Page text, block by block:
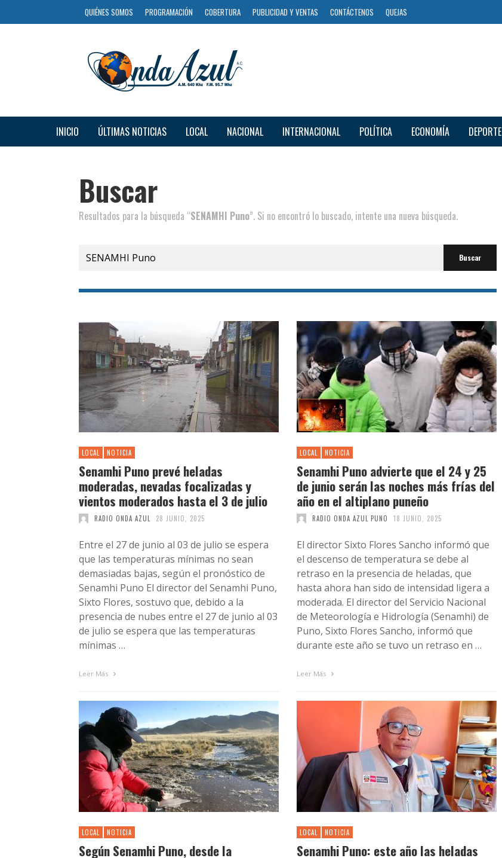
QUIÉNES SOMOS PROGRAMACIÓN COBERTURA PUBLICIDAD Y VENTAS CONTÁCTENOS QUEJAS
INICIO ÚLTIMAS NOTICIAS LOCAL NACIONAL INTERNACIONAL POLÍTICA ECONOMÍA DEPORTE
Buscar
Resultados para la búsqueda “SENAMHI Puno”. Si no encontró lo buscado, intente una nueva búsqueda.
Buscar
por:
LOCAL NOTICIA
Senamhi Puno prevé heladas
moderadas, nevadas focalizadas y
vientos moderados hasta el 3 de julio
RADIO ONDA AZUL 28 JUNIO, 2025
Entre el 27 de junio al 03 de julio se espera
que las temperaturas mínimas no sean
demasiadas bajas, según el pronóstico de
Senamhi Puno El director del Senamhi Puno,
Sixto Flores, sostuvo que, debido a la
presencia de nubes entre el 27 de junio al 03
de julio se espera que las temperaturas
mínimas …
Leer Más
LOCAL NOTICIA
Senamhi Puno advierte que el 24 y 25
de junio serán las noches más frías del
año en el altiplano puneño
RADIO ONDA AZUL PUNO 18 JUNIO, 2025
El director Sixto Flores Sancho informó que
el descenso de temperatura se debe al
retraso en la presencia de heladas, que
hasta ahora han sido de intensidad ligera a
moderada. El director del Servicio Nacional
de Meteorología e Hidrología (Senamhi) de
Puno, Sixto Flores Sancho, informó que
durante este año se tuvo un retraso en …
Leer Más
LOCAL NOTICIA
Según Senamhi Puno, desde la
LOCAL NOTICIA
Senamhi Puno: este año las heladas